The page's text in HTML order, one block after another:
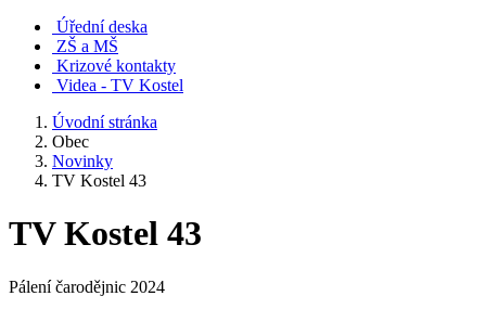
Úřední deska
ZŠ a MŠ
Krizové kontakty
Videa - TV Kostel
Úvodní stránka
Obec
Novinky
TV Kostel 43
TV Kostel 43
Pálení čarodějnic 2024